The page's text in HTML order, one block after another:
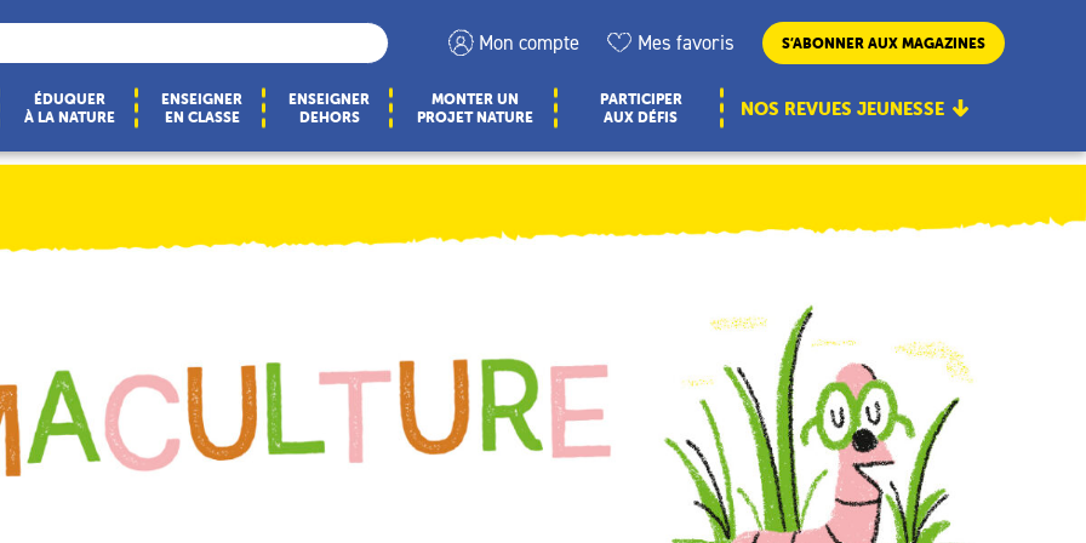
Mon compte Mes favoris S’ABONNER AUX MAGAZINES
ÉDUQUER
À LA NATURE
ENSEIGNER
EN CLASSE
ENSEIGNER
DEHORS
MONTER UN
PROJET NATURE
PARTICIPER
AUX DÉFIS
NOS REVUES JEUNESSE